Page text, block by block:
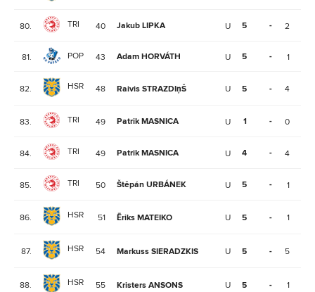
80. TRI 40 Jakub LIPKA U 5 - 2
81. POP 43 Adam HORVÁTH U 5 - 1
82. HSR 48 Raivis STRAZDIņŠ U 5 - 4
83. TRI 49 Patrik MASNICA U 1 - 0
84. TRI 49 Patrik MASNICA U 4 - 4
85. TRI 50 Štěpán URBÁNEK U 5 - 1
86. HSR 51 Ēriks MATEIKO U 5 - 1
87. HSR 54 Markuss SIERADZKIS U 5 - 5
88. HSR 55 Kristers ANSONS U 5 - 1